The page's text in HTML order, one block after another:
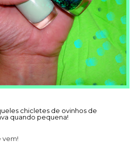
chicletes de ovinhos de
quando pequena!
vem!